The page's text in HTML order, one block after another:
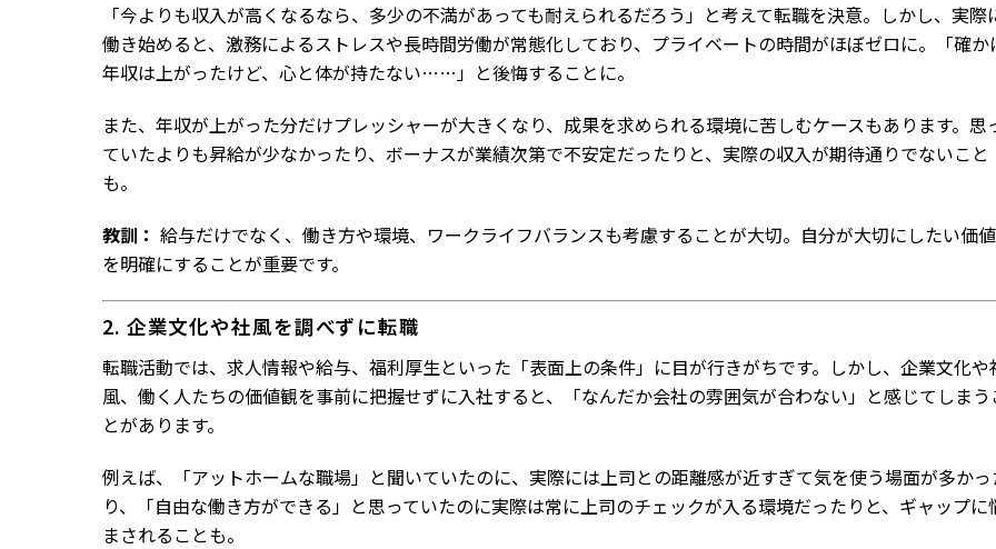
「今よりも収入が高くなるなら、多少の不満があっても耐えられるだろう」と考えて転職を決意。しかし、実際
働き始めると、激務によるストレスや長時間労働が常態化しており、プライベートの時間がほぼゼロに。「確か
年収は上がったけど、心と体が持たない……」と後悔することに。
また、年収が上がった分だけプレッシャーが大きくなり、成果を求められる環境に苦しむケースもあります。思
ていたよりも昇給が少なかったり、ボーナスが業績次第で不安定だったりと、実際の収入が期待通りでないこと
も。
教訓： 給与だけでなく、働き方や環境、ワークライフバランスも考慮することが大切。自分が大切にしたい価
を明確にすることが重要です。
2. 企業文化や社風を調べずに転職
転職活動では、求人情報や給与、福利厚生といった「表面上の条件」に目が行きがちです。しかし、企業文化や
風、働く人たちの価値観を事前に把握せずに入社すると、「なんだか会社の雰囲気が合わない」と感じてしまう
とがあります。
例えば、「アットホームな職場」と聞いていたのに、実際には上司との距離感が近すぎて気を使う場面が多か
り、「自由な働き方ができる」と思っていたのに実際は常に上司のチェックが入る環境だったりと、ギャップに
まされることも。